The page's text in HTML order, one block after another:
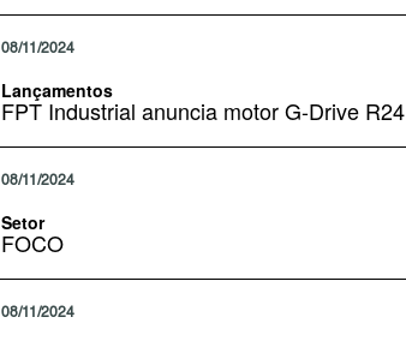
08/11/2024
Lançamentos
FPT Industrial anuncia motor G-Drive R24
08/11/2024
Setor
FOCO
08/11/2024